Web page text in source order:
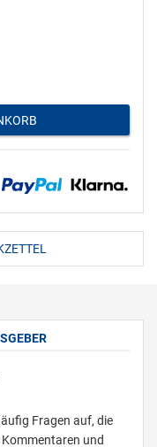
Fragen auf, die
und